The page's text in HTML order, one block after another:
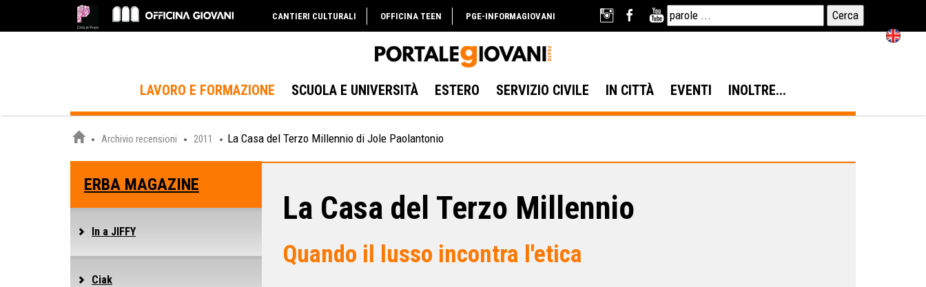
CANTIERI CULTURALI OFFICINA TEEN PGE-INFORMAGIOVANI
LAVORO E FORMAZIONE SCUOLA E UNIVERSITÀ ESTERO SERVIZIO CIVILE IN CITTÀ EVENTI INOLTRE...
Archivio recensioni 2011 La Casa del Terzo Millennio di Jole Paolantonio
ERBA MAGAZINE
In a JIFFY
Ciak
La Casa del Terzo Millennio
Quando il lusso incontra l'etica